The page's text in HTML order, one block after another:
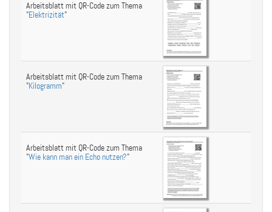
Arbeitsblatt mit QR-Code zum Thema
"Elektrizität"
Arbeitsblatt mit QR-Code zum Thema
"Kilogramm"
Arbeitsblatt mit QR-Code zum Thema
"Wie kann man ein Echo nutzen?"